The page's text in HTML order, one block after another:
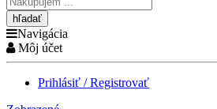
tu
Navigácia
Môj účet
Prihlásiť / Registrovať